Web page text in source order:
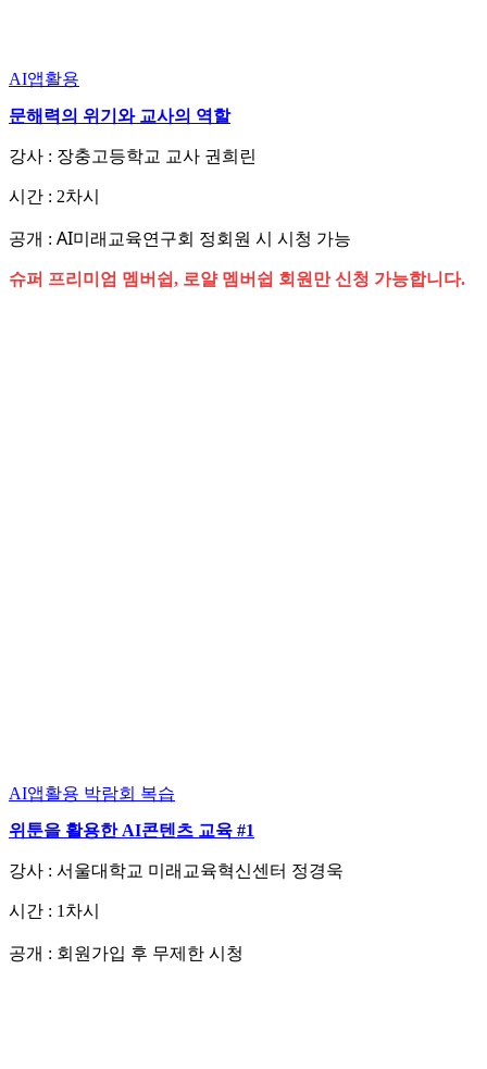
AI앱활용
문해력의 위기와 교사의 역할
강사 : 장충고등학교 교사 권희린
시간 : 2차시
공개 : AI미래교육연구회 정회원 시 시청 가능
슈퍼 프리미엄 멤버쉽, 로얄 멤버쉽 회원만 신청 가능합니다.
AI앱활용 박람회 복습
위툰을 활용한 AI콘텐츠 교육 #1
강사 : 서울대학교 미래교육혁신센터 정경욱
시간 : 1차시
공개 : 회원가입 후 무제한 시청